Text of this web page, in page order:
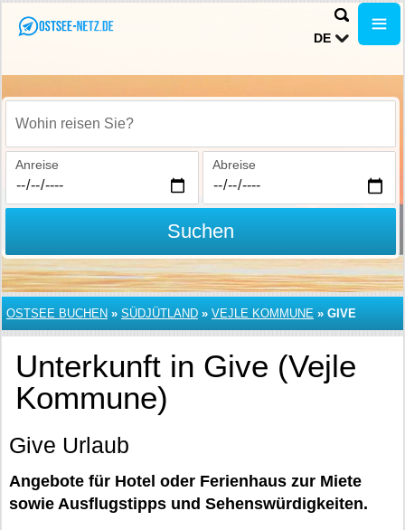
DE
Wohin reisen Sie?
Anreise Abreise
Suchen
OSTSEE BUCHEN » SÜDJÜTLAND » VEJLE KOMMUNE » GIVE
Unterkunft in Give (Vejle
Kommune)
Give Urlaub
Angebote für Hotel oder Ferienhaus zur Miete
sowie Ausflugstipps und Sehenswürdigkeiten.